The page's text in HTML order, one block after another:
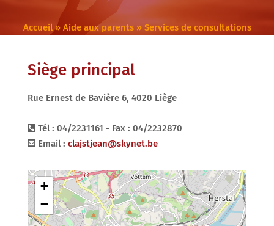
Accueil» Aide aux parents»Services de consultations
Siège principal
Rue Ernest de Bavière 6, 4020 Liège
Tél : 04/2231161 - Fax : 04/2232870
Email : clajstjean@skynet.be
+
−